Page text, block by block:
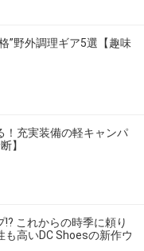
”野外調理ギア5選【趣味
！充実装備の軽キャンパ
】
これからの時季に頼り
高いDC Shoesの新作ウ